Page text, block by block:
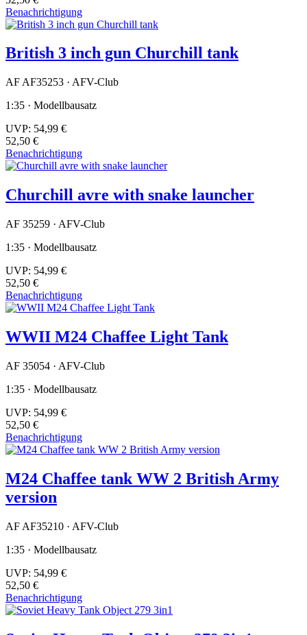
Benachrichtigung
British 3 inch gun Churchill tank
AF AF35253 · AFV-Club
1:35 · Modellbausatz
UVP: 54,99 €
52,50 €
Benachrichtigung
Churchill avre with snake launcher
AF 35259 · AFV-Club
1:35 · Modellbausatz
UVP: 54,99 €
52,50 €
Benachrichtigung
WWII M24 Chaffee Light Tank
AF 35054 · AFV-Club
1:35 · Modellbausatz
UVP: 54,99 €
52,50 €
Benachrichtigung
M24 Chaffee tank WW 2 British Army
version
AF AF35210 · AFV-Club
1:35 · Modellbausatz
UVP: 54,99 €
52,50 €
Benachrichtigung